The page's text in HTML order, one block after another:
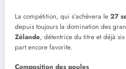
La compétition, qui s’achèvera le 27
depuis toujours la domination des
Zélande, détentrice du titre et déjà
part encore favorite.
Composition des poules